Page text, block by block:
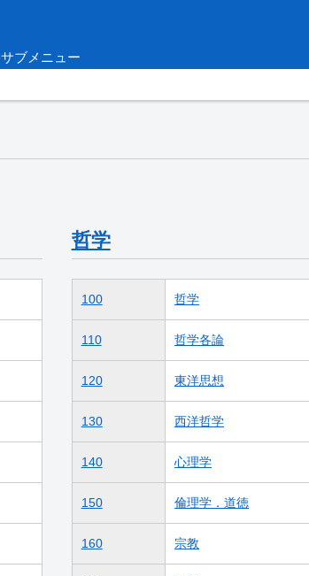
サブメニュー
哲学
100 哲学
110 哲学各論
120 東洋思想
130 西洋哲学
140 心理学
150 倫理学．道徳
160 宗教